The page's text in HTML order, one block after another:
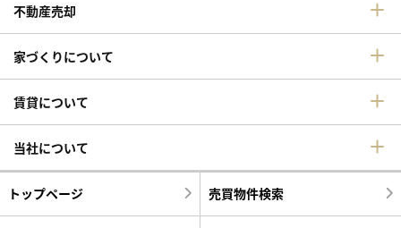
不動産売却
家づくりについて
賃貸について
当社について
トップページ 売買物件検索